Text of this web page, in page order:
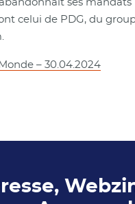
ses mandats
celui de PDG, du
– 30.04.2024